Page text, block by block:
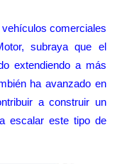
comerciales
subraya que el
extendiendo a más
ha avanzado en
a construir un
escalar este tipo de